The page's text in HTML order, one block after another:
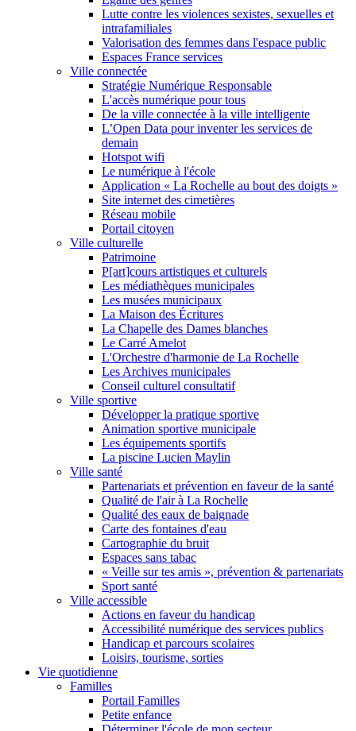
Lutte contre les violences sexistes, sexuelles et
intrafamiliales
Valorisation des femmes dans l'espace public
Espaces France services
Ville connectée
Stratégie Numérique Responsable
L'accès numérique pour tous
De la ville connectée à la ville intelligente
L’Open Data pour inventer les services de
demain
Hotspot wifi
Le numérique à l'école
Application « La Rochelle au bout des doigts »
Site internet des cimetières
Réseau mobile
Portail citoyen
Ville culturelle
Patrimoine
P[art]cours artistiques et culturels
Les médiathèques municipales
Les musées municipaux
La Maison des Écritures
La Chapelle des Dames blanches
Le Carré Amelot
L'Orchestre d'harmonie de La Rochelle
Les Archives municipales
Conseil culturel consultatif
Ville sportive
Développer la pratique sportive
Animation sportive municipale
Les équipements sportifs
La piscine Lucien Maylin
Ville santé
Partenariats et prévention en faveur de la santé
Qualité de l'air à La Rochelle
Qualité des eaux de baignade
Carte des fontaines d'eau
Cartographie du bruit
Espaces sans tabac
« Veille sur tes amis », prévention & partenariats
Sport santé
Ville accessible
Actions en faveur du handicap
Accessibilité numérique des services publics
Handicap et parcours scolaires
Loisirs, tourisme, sorties
Vie quotidienne
Familles
Portail Familles
Petite enfance